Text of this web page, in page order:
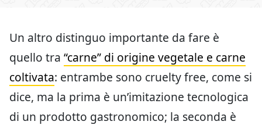
Un altro distinguo importante da fare è
quello tra “carne” di origine vegetale e carne
coltivata: entrambe sono cruelty free, come si
dice, ma la prima è un’imitazione tecnologica
di un prodotto gastronomico; la seconda è